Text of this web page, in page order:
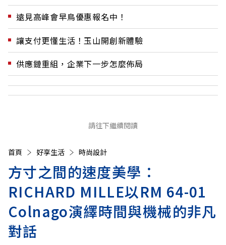
遠見高峰會早鳥優惠報名中！
讓支付更懂生活！玉山開創新體驗
供應鏈重組，企業下一步怎麼佈局
請往下繼續閱讀
首頁 好享生活 時尚設計
方寸之間的速度美學：
RICHARD MILLE以RM 64-01
Colnago演繹時間與機械的非凡
對話